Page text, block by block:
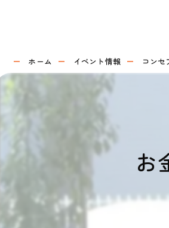
ホーム イベント情報 コンセ
お